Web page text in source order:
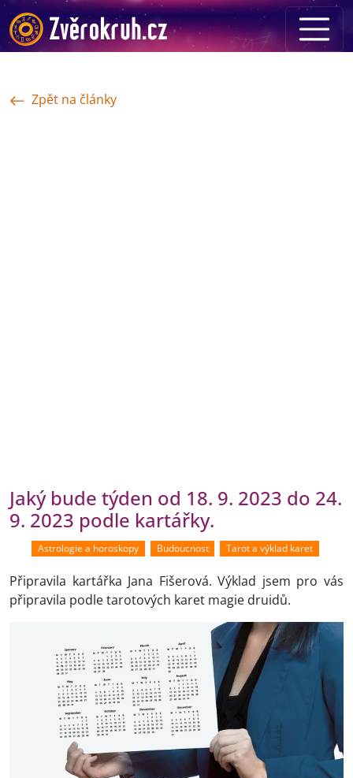
Zpět na články
Jaký bude týden od 18. 9. 2023 do 24.
9. 2023 podle kartářky.
Astrologie a horoskopy Budoucnost Tarot a výklad karet
Připravila kartářka Jana Fišerová. Výklad jsem pro vás
připravila podle tarotových karet magie druidů.